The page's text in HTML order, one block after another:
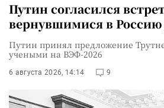
Путин согласился
вернувшимися в
Путин принял предложение
учеными на ВЭФ-2026
6 августа 2026, 14:14 9